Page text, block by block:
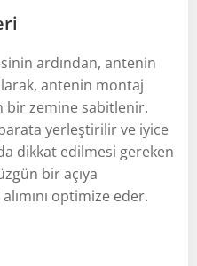
ardından, antenin
antenin montaj
bir zemine sabitlenir.
yerleştirilir ve iyice
dikkat edilmesi gereken
bir açıya
optimize eder.